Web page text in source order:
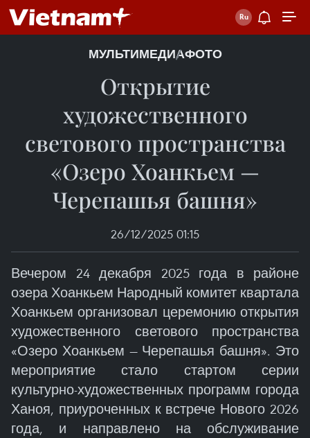
МУЛЬТИМЕДИАФОТО
Открытие
художественного
светового пространства
«Озеро Хоанкьем —
Черепашья башня»
26/12/2025 01:15
Вечером 24 декабря 2025 года в районе
озера Хоанкьем Народный комитет квартала
Хоанкьем организовал церемонию открытия
художественного светового пространства
«Озеро Хоанкьем — Черепашья башня». Это
мероприятие стало стартом серии
культурно-художественных программ города
Ханоя, приуроченных к встрече Нового 2026
года, и направлено на обслуживание